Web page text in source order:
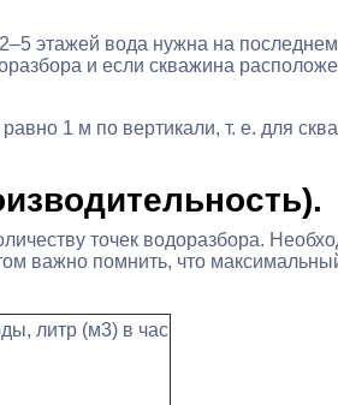
этажей вода нужна на
и если скважина
1 м по вертикали, т. е. для
точек водоразбора.
важно помнить, что
литр (м3) в час